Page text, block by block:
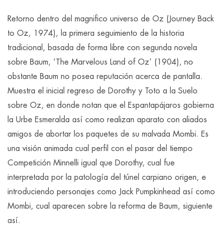
Retorno dentro del magnifico universo de Oz (Journey Back
to Oz, 1974), la primera seguimiento de la historia
tradicional, basada de forma libre con segunda novela
sobre Baum, ‘The Marvelous Land of Oz’ (1904), no
obstante Baum no posea reputación acerca de pantalla.
Muestra el inicial regreso de Dorothy y Toto a la Suelo
sobre Oz, en donde notan que el Espantapájaros gobierna
la Urbe Esmeralda así­ como realizan aparato con aliados
amigos de abortar los paquetes de su malvada Mombi. Es
una visión animada cual perfil con el pasar del tiempo
Competición Minnelli igual que Dorothy, cual fue
interpretada por la patologí­a del túnel carpiano origen, e
introduciendo personajes como Jack Pumpkinhead así­ como
Mombi, cual aparecen sobre la reforma de Baum, siguiente
así.